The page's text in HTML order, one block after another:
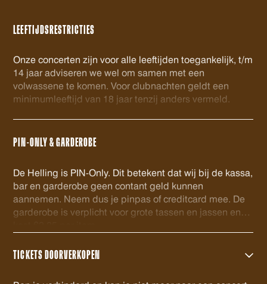
LEEFTIJDSRESTRICTIES
Onze concerten zijn voor alle leeftijden toegankelijk, t/m
14 jaar adviseren we wel om samen met een
volwassene te komen. Voor clubnachten geldt een
minimumleeftijd van 18 jaar tenzij anders vermeld.
PIN-ONLY & GARDEROBE
De Helling is PIN-Only. Dit betekent dat wij bij de kassa,
bar en garderobe geen contant geld kunnen
aannemen. Neem dus je pinpas of creditcard mee. De
garderobe is verplicht voor grote tassen en jassen en
TICKETS DOORVERKOPEN